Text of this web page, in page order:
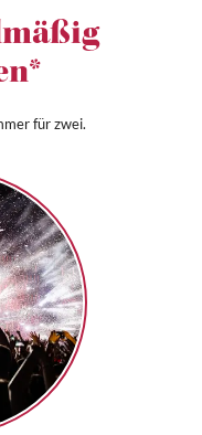
für zwei.